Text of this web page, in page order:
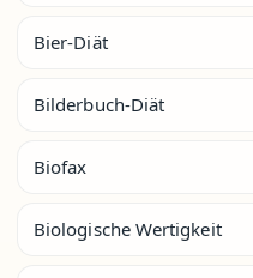
Bier-Diät
Bilderbuch-Diät
Biofax
Biologische Wertigkeit